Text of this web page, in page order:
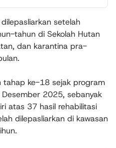
setelah
tahun di Sekolah Hutan
dan karantina pra-
tahap ke-18 sejak program
2025, sebanyak
atas 37 hasil rehabilitasi
dilepasliarkan di kawasan